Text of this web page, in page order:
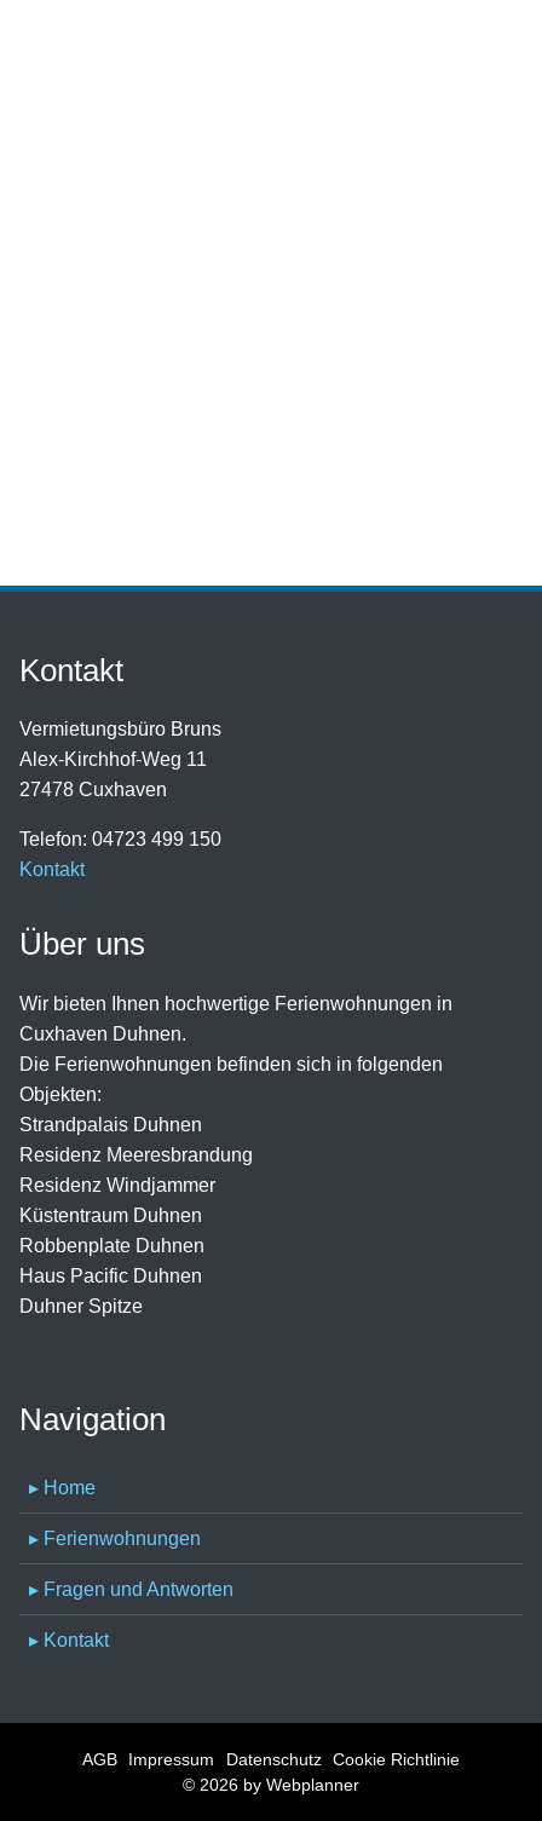
Kontakt
Vermietungsbüro Bruns
Alex-Kirchhof-Weg 11
27478 Cuxhaven
Telefon: 04723 499 150
Kontakt
Über uns
Wir bieten Ihnen hochwertige Ferienwohnungen in
Cuxhaven Duhnen.
Die Ferienwohnungen befinden sich in folgenden
Objekten:
Strandpalais Duhnen
Residenz Meeresbrandung
Residenz Windjammer
Küstentraum Duhnen
Robbenplate Duhnen
Haus Pacific Duhnen
Duhner Spitze
Navigation
▸ Home
▸ Ferienwohnungen
▸ Fragen und Antworten
▸ Kontakt
AGB Impressum Datenschutz Cookie Richtlinie
© 2026 by Webplanner